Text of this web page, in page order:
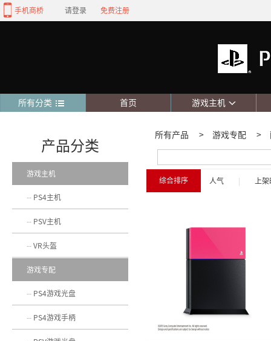
手机商桥 请登录 免费注册
所有分类 首页 游戏主机
所有产品 > 游戏专配 >
综合排序 人气 上
产品分类
游戏主机
PS4主机
PSV主机
VR头盔
游戏专配
PS4游戏光盘
PS4游戏手柄